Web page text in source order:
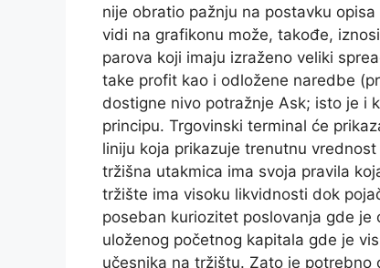
nije obratio pažnju na postavku
vidi na grafikonu može, takođe,
parova koji imaju izraženo veliki
take profit kao i odložene naredbe
dostigne nivo potražnje Ask; isto je i
principu. Trgovinski terminal će
liniju koja prikazuje trenutnu
tržišna utakmica ima svoja pravila
tržište ima visoku likvidnosti dok
poseban kuriozitet poslovanja gde
uloženog početnog kapitala gde je
učesnika na tržištu. Zato je